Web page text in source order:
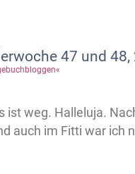
47 und 48,
ist weg. Halleluja.
auch im Fitti war ich